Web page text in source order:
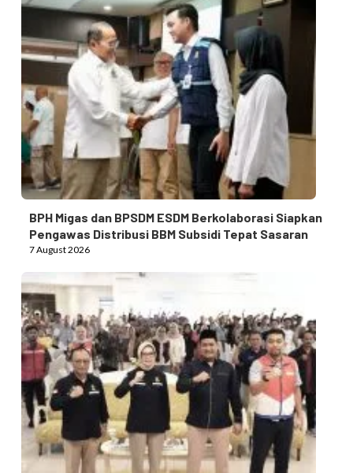
BPH Migas dan BPSDM ESDM Berkolaborasi Siapkan
Pengawas Distribusi BBM Subsidi Tepat Sasaran
7 August 2026